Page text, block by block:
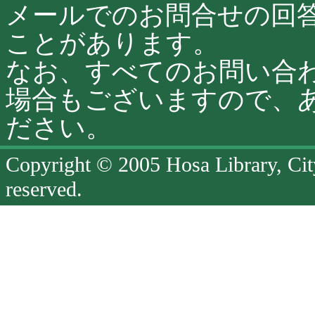
メールでのお問合せの回
ことがあります。
なお、すべてのお問い合
場合もございますので、
ださい。
Copyright © 2005 Hosa Library,
reserved.